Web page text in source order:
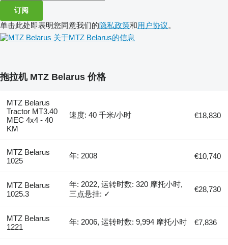
订阅
单击此处即表明您同意我们的隐私政策和用户协议。
关于MTZ Belarus的信息
拖拉机 MTZ Belarus 价格
MTZ Belarus
Tractor MT3.40
MEC 4x4 - 40
KM
速度: 40 千米/小时 €18,830
MTZ Belarus
1025
年: 2008 €10,740
MTZ Belarus
1025.3
年: 2022, 运转时数: 320 摩托小时,
三点悬挂: ✓
€28,730
MTZ Belarus
1221
年: 2006, 运转时数: 9,994 摩托小时 €7,836